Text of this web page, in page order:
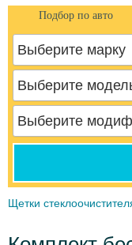
Подбор по авто
Выберите марку
Выберите
Выберите
Щетки